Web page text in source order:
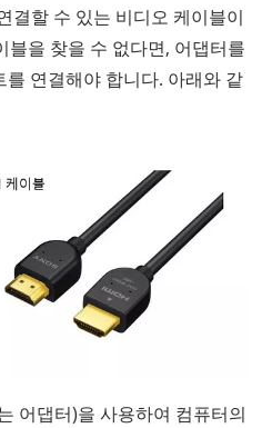
결할 수 있는 비디오 케이블이
블을 찾을 수 없다면, 어댑터를
연결해야 합니다. 아래와 같
어댑터)을 사용하여 컴퓨터의